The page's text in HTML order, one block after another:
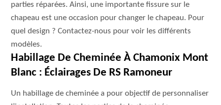
parties réparées. Ainsi, une importante fissure sur le
chapeau est une occasion pour changer le chapeau. Pour
quel design ? Contactez-nous pour voir les différents
modèles.
Habillage De Cheminée À Chamonix Mont
Blanc : Éclairages De RS Ramoneur
Un habillage de cheminée a pour objectif de personnaliser